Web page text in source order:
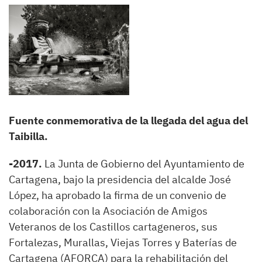
Fuente conmemorativa de la llegada del agua del
Taibilla.
-2017. La Junta de Gobierno del Ayuntamiento de
Cartagena, bajo la presidencia del alcalde José
López, ha aprobado la firma de un convenio de
colaboración con la Asociación de Amigos
Veteranos de los Castillos cartageneros, sus
Fortalezas, Murallas, Viejas Torres y Baterías de
Cartagena (AFORCA) para la rehabilitación del